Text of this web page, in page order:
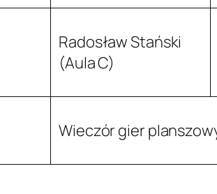
Radosław Stański
(Aula C)
Wieczór gier